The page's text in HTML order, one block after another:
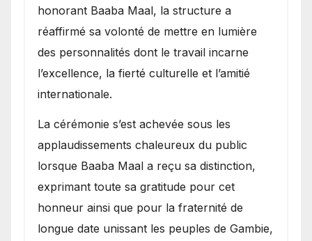
honorant Baaba Maal, la structure a
réaffirmé sa volonté de mettre en lumière
des personnalités dont le travail incarne
l’excellence, la fierté culturelle et l’amitié
internationale.
​La cérémonie s’est achevée sous les
applaudissements chaleureux du public
lorsque Baaba Maal a reçu sa distinction,
exprimant toute sa gratitude pour cet
honneur ainsi que pour la fraternité de
longue date unissant les peuples de Gambie,